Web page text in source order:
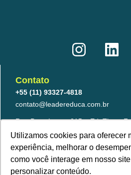
Utilizamos cookies para oferecer
experiência, melhorar o
como você interage em nosso
personalizar conteúdo.
n
s
a
g
r
a
m
i
n
i
n
Contato
+55 (11) 93327-4818
contato@leadereduca.com.br
Rua Paes Leme, 215 – Ed. Thera
23º and – CNJ 2313 – Pinheiros
São Paulo/SP – 05424-150